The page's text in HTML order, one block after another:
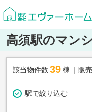
高須駅のマン
該当物件数 39棟 販
駅で絞り込む